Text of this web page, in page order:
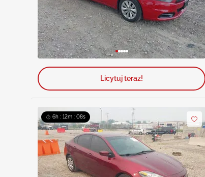
Licytuj teraz!
6h : 12m : 06s